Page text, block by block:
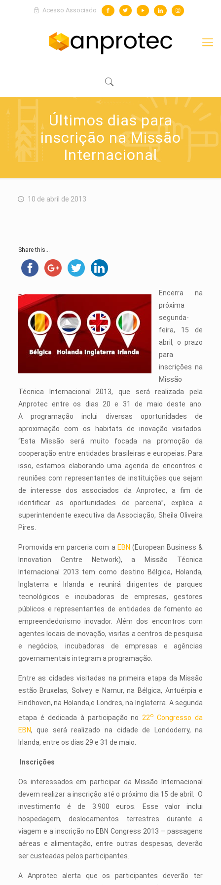
Acesso Associado
Últimos dias para
inscrição na Missão
Internacional
10 de abril de 2013
Share this...
Encerra na
próxima
segunda-
feira, 15 de
abril, o prazo
para
inscrições na
Missão
Técnica Internacional 2013, que será realizada pela
Anprotec entre os dias 20 e 31 de maio deste ano.
A programação inclui diversas oportunidades de
aproximação com os habitats de inovação visitados.
“Esta Missão será muito focada na promoção da
cooperação entre entidades brasileiras e europeias. Para
isso, estamos elaborando uma agenda de encontros e
reuniões com representantes de instituições que sejam
de interesse dos associados da Anprotec, a fim de
identificar as oportunidades de parceria”, explica a
superintendente executiva da Associação, Sheila Oliveira
Pires.
Promovida em parceria com a EBN (European Business &
Innovation Centre Network), a Missão Técnica
Internacional 2013 tem como destino Bélgica, Holanda,
Inglaterra e Irlanda e reunirá dirigentes de parques
tecnológicos e incubadoras de empresas, gestores
públicos e representantes de entidades de fomento ao
empreendedorismo inovador. Além dos encontros com
agentes locais de inovação, visitas a centros de pesquisa
e negócios, incubadoras de empresas e agências
governamentais integram a programação.
Entre as cidades visitadas na primeira etapa da Missão
estão Bruxelas, Solvey e Namur, na Bélgica, Antuérpia e
Eindhoven, na Holanda,e Londres, na Inglaterra. A segunda
etapa é dedicada à participação no 22o Congresso da
EBN, que será realizado na cidade de Londoderry, na
Irlanda, entre os dias 29 e 31 de maio.
Inscrições
Os interessados em participar da Missão Internacional
devem realizar a inscrição até o próximo dia 15 de abril. O
investimento é de 3.900 euros. Esse valor inclui
hospedagem, deslocamentos terrestres durante a
viagem e a inscrição no EBN Congress 2013 – passagens
aéreas e alimentação, entre outras despesas, deverão
ser custeadas pelos participantes.
A Anprotec alerta que os participantes deverão ter